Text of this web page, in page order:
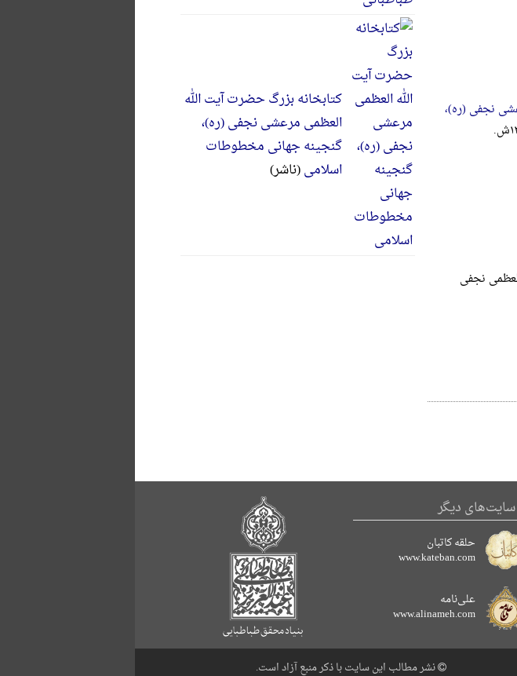
نجفی (ره)،
نجفی‌
کتابخانه بزرگ حضرت آیت الله
العظمی مرعشی نجفی (ره)،
گنجینه جهانی مخطوطات
اسلامی(ناشر)
سایت‌های دیگر
حلقه کاتبان
www.kateban.com
علی‌نامه
www.alinameh.com
نشر مطالب این سایت با ذکر منبع آزاد است.